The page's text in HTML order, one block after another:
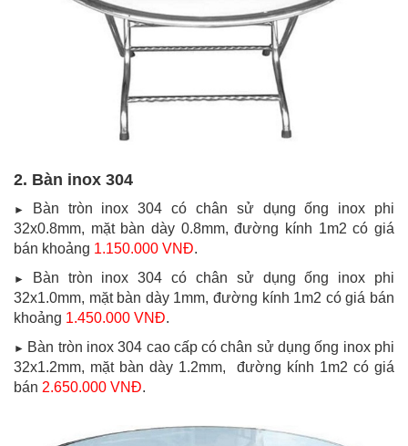
2. Bàn inox 304
►
Bàn tròn inox 304 có chân sử dụng ống inox phi
32x0.8mm, mặt bàn dày 0.8mm, đường kính 1m2 có giá
bán khoảng 1.150.000 VNĐ.
►
Bàn tròn inox 304 có chân sử dụng ống inox phi
32x1.0mm, mặt bàn dày 1mm, đường kính 1m2 có giá bán
khoảng 1.450.000 VNĐ.
► Bàn tròn inox 304 cao cấp có chân sử dụng ống inox phi
32x1.2mm, mặt bàn dày 1.2mm, đường kính 1m2 có giá
bán 2.650.000 VNĐ.